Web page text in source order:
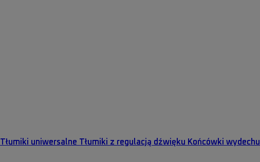
Tłumiki uniwersalne Tłumiki z regulacją dźwięku Końcówki wydechu